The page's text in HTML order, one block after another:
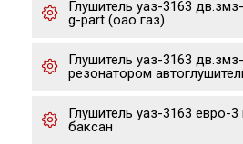
Глушитель уаз-3163
g-part (оао газ)
Глушитель уаз-3163
резонатором
Глушитель уаз-3163 евро-
баксан